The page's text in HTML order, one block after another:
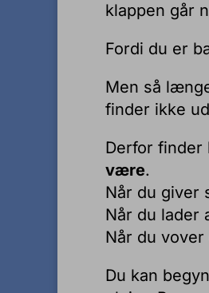
klappen går
Fordi du er
Men så
finder ikke
Derfor finder
være.
Når du giver
Når du lader
Når du
Du kan